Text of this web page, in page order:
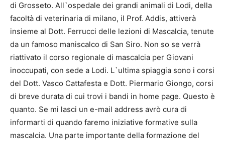
di Grosseto. All`ospedale dei grandi animali di Lodi, della
facoltà di veterinaria di milano, il Prof. Addis, attiverà
insieme al Dott. Ferrucci delle lezioni di Mascalcia, tenute
da un famoso maniscalco di San Siro. Non so se verrà
riattivato il corso regionale di mascalcia per Giovani
inoccupati, con sede a Lodi. L`ultima spiaggia sono i corsi
del Dott. Vasco Cattafesta e Dott. Piermario Giongo, corsi
di breve durata di cui trovi i bandi in home page. Questo è
quanto. Se mi lasci un e-mail address avrò cura di
informarti di quando faremo iniziative formative sulla
mascalcia. Una parte importante della formazione del